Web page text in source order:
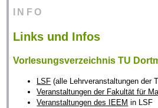
INFO
Links und Infos
Vorlesungsverzeichnis TU
LSF (alle Lehrveranstaltungen der
Veranstaltungen der Fakultät für
Veranstaltungen des IEEM in LSF